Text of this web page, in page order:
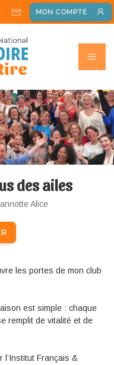
MON COMPTE
des ailes
Alice
les portes de mon club
est simple : chaque
remplit de vitalité et de
l’Institut Français &